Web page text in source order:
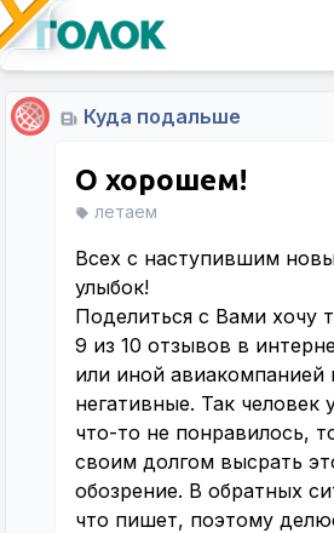
Куда подальше
О хорошем!
летаем
Всех с наступившим
улыбок!
Поделиться с Вами хочу
9 из 10 отзывов в
или иной авиакомпанией
негативные. Так человек
что-то не понравилось,
своим долгом высрать
обозрение. В обратных
что пишет, поэтому